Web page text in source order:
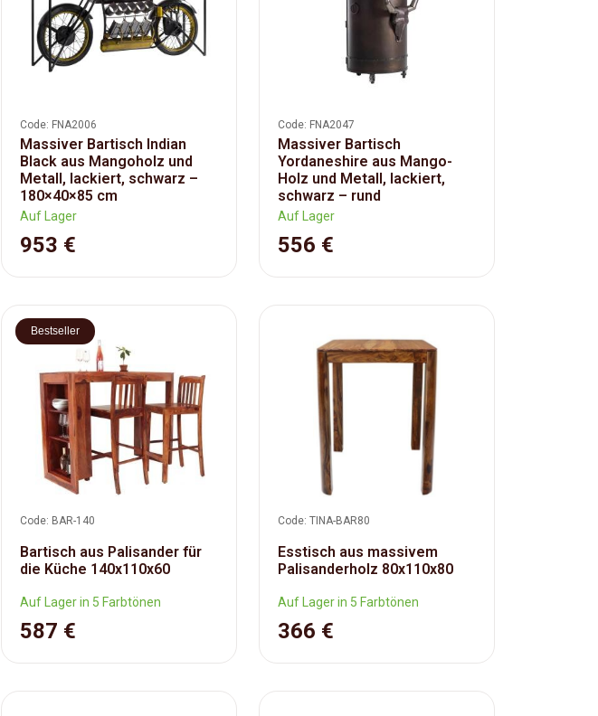
Code: FNA2006
Massiver Bartisch Indian
Black aus Mangoholz und
Metall, lackiert, schwarz –
180×40×85 cm
Auf Lager
953 €
Code: FNA2047
Massiver Bartisch
Yordaneshire aus Mango-
Holz und Metall, lackiert,
schwarz – rund
Auf Lager
556 €
Bestseller
Code: BAR-140
Bartisch aus Palisander für
die Küche 140x110x60
Auf Lager in 5 Farbtönen
587 €
Code: TINA-BAR80
Esstisch aus massivem
Palisanderholz 80x110x80
Auf Lager in 5 Farbtönen
366 €